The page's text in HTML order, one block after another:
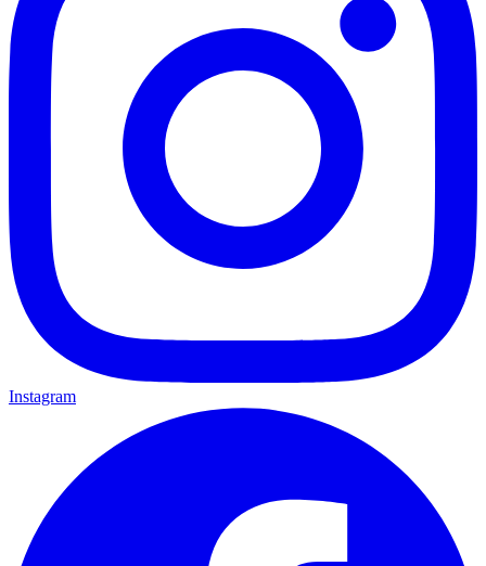
Instagram